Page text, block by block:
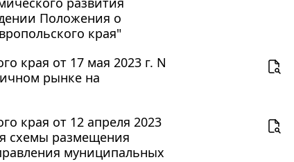
Положения о
края"
края от 17 мая 2023 г. N
рынке на
края от 12 апреля 2023
схемы размещения
муниципальных